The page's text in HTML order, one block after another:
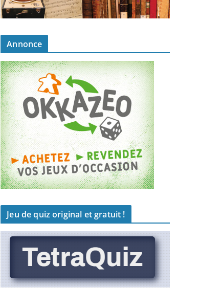
Annonce
Jeu de quiz original et gratuit !